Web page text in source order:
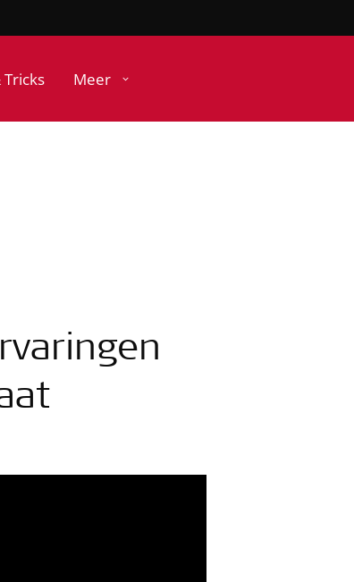
Tricks Meer